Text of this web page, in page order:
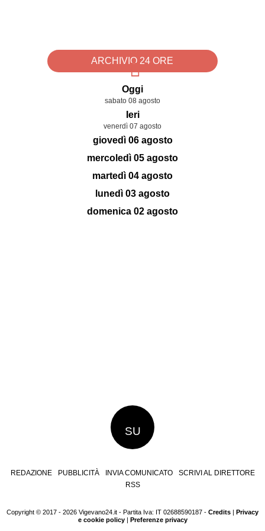
ARCHIVIO 24 ORE
Oggi
sabato 08 agosto
Ieri
venerdì 07 agosto
giovedì 06 agosto
mercoledì 05 agosto
martedì 04 agosto
lunedì 03 agosto
domenica 02 agosto
SU
REDAZIONE PUBBLICITÀ INVIA COMUNICATO
SCRIVI AL DIRETTORE
RSS
Copyright © 2017 - 2026 Vigevano24.it - Partita Iva: IT 02688590187 - Credits | Privacy
e cookie policy| Preferenze privacy